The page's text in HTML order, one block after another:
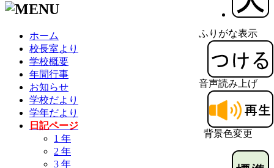
ふりがな表示
音声読み上げ
背景色変更
ホーム
校長室より
学校概要
年間行事
お知らせ
学校だより
学年だより
日記ページ
1 年
2 年
3 年